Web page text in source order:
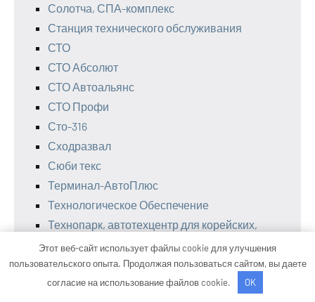
Солотча, СПА-комплекс
Станция технического обслуживания
СТО
СТО Абсолют
СТО Автоальянс
СТО Профи
Сто-316
Сходразвал
Сюби текс
Терминал-АвтоПлюс
Технологическое Обеспечение
Технопарк, автотехцентр для корейских,
японских и немецких автомобилей
Техресурс, автокомплекс
Товары для дома
Этот веб-сайт использует файлы cookie для улучшения
пользовательского опыта. Продолжая пользоваться сайтом, вы даете
согласие на использование файлов cookie.
OK